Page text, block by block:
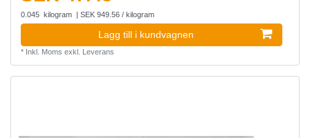
0.045 kilogram | SEK 949.56 / kilogram
Lagg till i kundvagnen
* Inkl. Moms exkl. Leverans